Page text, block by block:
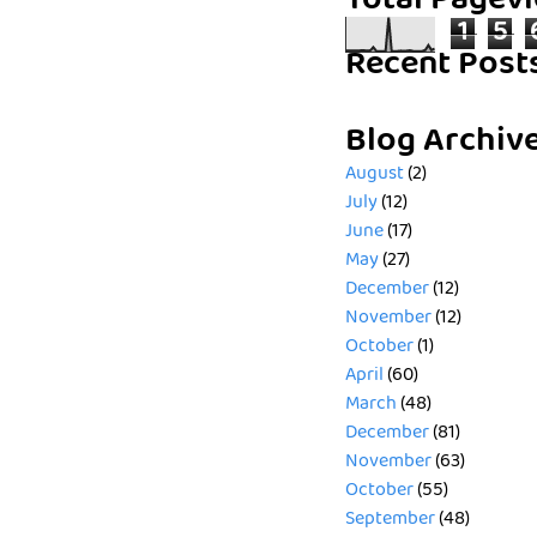
1 5
Recent
Blog
August(2)
July(12)
June(17)
May(27)
December(12)
November(12)
October(1)
April(60)
March(48)
December(81)
November(63)
October(55)
September(48)